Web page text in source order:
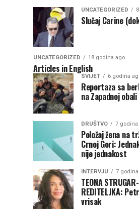
UNCATEGORIZED
Slučaj Carine
UNCATEGORIZED 18 godina ago
Articles in English
SVIJET 6 godina
Reportaza sa
na Zapadnoj
DRUŠTVO 7 godina
Položaj žena na
Crnoj Gori:
nije jednakost
INTERVJU 7
TEONA
REDITELJKA:
vrisak